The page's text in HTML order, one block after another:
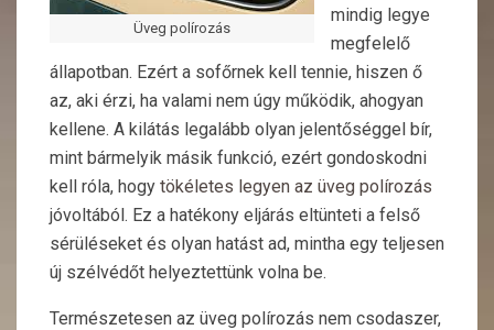
Üveg polírozás
mindig legye
megfelelő
állapotban. Ezért a sofőrnek kell tennie, hiszen ő
az, aki érzi, ha valami nem úgy működik, ahogyan
kellene. A kilátás legalább olyan jelentőséggel bír,
mint bármelyik másik funkció, ezért gondoskodni
kell róla, hogy tökéletes legyen az üveg polírozás
jóvoltából. Ez a hatékony eljárás eltünteti a felső
sérüléseket és olyan hatást ad, mintha egy teljesen
új szélvédőt helyeztettünk volna be.
Természetesen az üveg polírozás nem csodaszer,